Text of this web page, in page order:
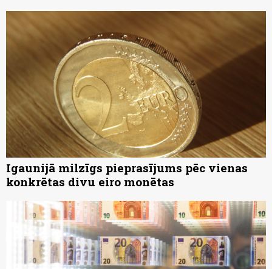
Igaunijā milzīgs pieprasījums pēc vienas
konkrētas divu eiro monētas